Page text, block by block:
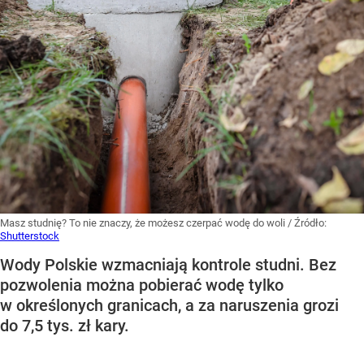
Masz studnię? To nie znaczy, że możesz czerpać wodę do woli / Źródło:
Shutterstock
Wody Polskie wzmacniają kontrole studni. Bez
pozwolenia można pobierać wodę tylko
w określonych granicach, a za naruszenia grozi
do 7,5 tys. zł kary.